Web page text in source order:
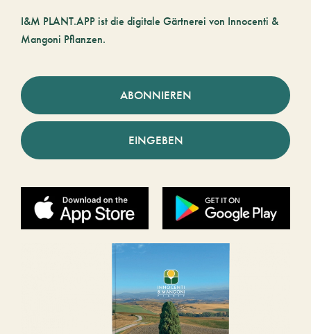
I&M PLANT.APP ist die digitale Gärtnerei von Innocenti &
Mangoni Pflanzen.
ABONNIEREN
EINGEBEN